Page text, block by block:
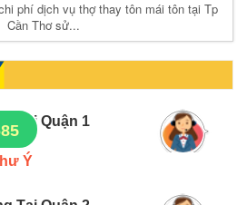
phí dịch vụ thợ thay tôn mái tôn tại Tp
Cần Thơ sử...
Tại Quận 1
Ý